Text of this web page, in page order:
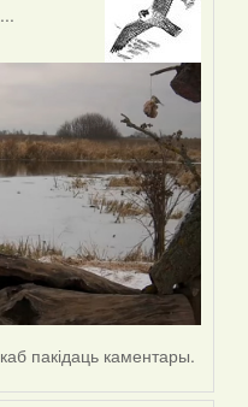
каб пакідаць каментары.